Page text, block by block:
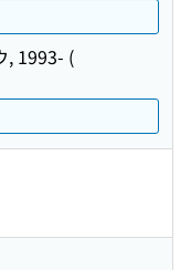
, 1993- (